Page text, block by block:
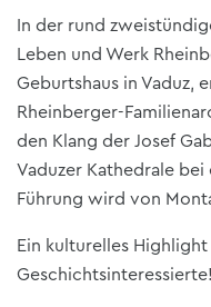
In der rund
Leben und Werk
Geburtshaus in Vaduz,
Rheinberger-
den Klang der Josef
Vaduzer Kathedrale
Führung wird von
Ein kulturelles
Geschichtsinteressierte!